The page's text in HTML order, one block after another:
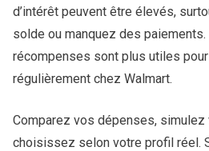
d’intérêt peuvent être élevés,
solde ou manquez des
récompenses sont plus utiles
régulièrement chez Walmart.
Comparez vos dépenses,
choisissez selon votre profil réel.